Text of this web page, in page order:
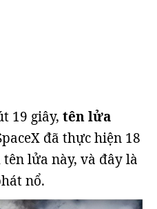
19 giây, tên lửa
đã thực hiện 18
lửa này, và đây là
nổ.